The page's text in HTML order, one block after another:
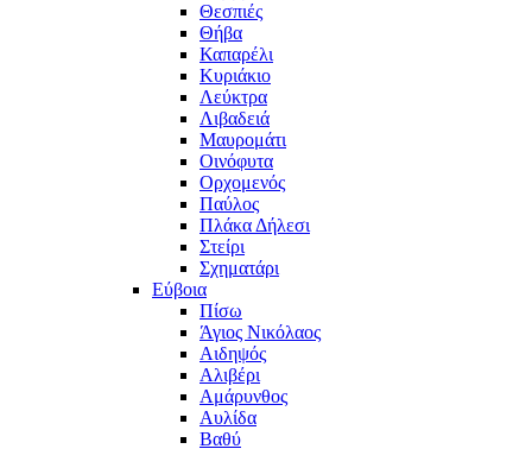
Θεσπιές
Θήβα
Καπαρέλι
Κυριάκιο
Λεύκτρα
Λιβαδειά
Μαυρομάτι
Οινόφυτα
Ορχομενός
Παύλος
Πλάκα Δήλεσι
Στείρι
Σχηματάρι
Εύβοια
Πίσω
Άγιος Νικόλαος
Αιδηψός
Αλιβέρι
Αμάρυνθος
Αυλίδα
Βαθύ